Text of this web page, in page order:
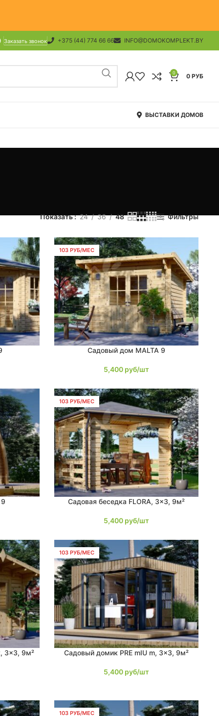
Заказать звонок +375 (44) 774 66 66 INFO@DOMOKOMPLEKT.BY
0 0 РУБ
ВЫСТАВКИ ДОМОВ
Показать 24 36 48 Фильтры
103 РУБ/МЕС
В КОРЗИНУСадовый дом MALTA 9
5,400 руб/шт
103 РУБ/МЕС
В КОРЗИНУ
Садовая беседка FLORA, 3×3, 9м²
5,400 руб/шт
3×3, 9м²
103 РУБ/МЕС
В КОРЗИНУ
Садовый домик PRE mIU m, 3×3, 9м²
5,400 руб/шт
103 РУБ/МЕС